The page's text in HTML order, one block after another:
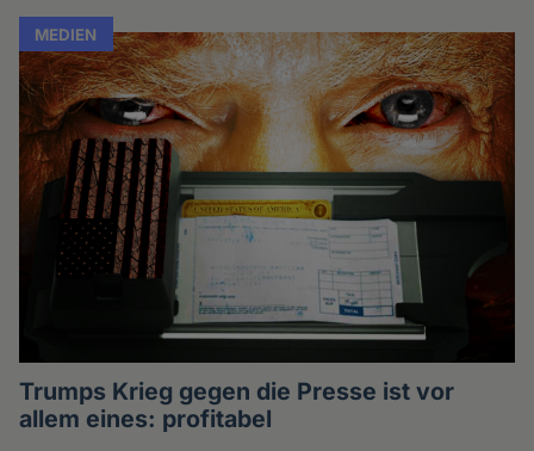
MEDIEN
Trumps Krieg gegen die Presse ist vor
allem eines: profitabel